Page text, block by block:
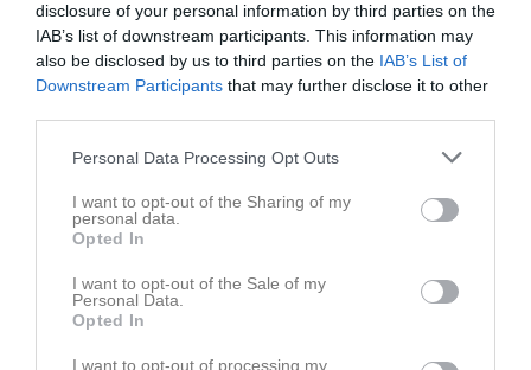
disclosure of your personal information by third parties on the
IAB’s list of downstream participants. This information may
also be disclosed by us to third parties on the IAB’s List of
Downstream Participants that may further disclose it to other
Personal Data Processing Opt Outs
I want to opt-out of the Sharing of my
personal data.
Opted In
I want to opt-out of the Sale of my
Personal Data.
Opted In
I want to opt-out of processing my
Ingen video uppladdad
Senast uppdaterade album